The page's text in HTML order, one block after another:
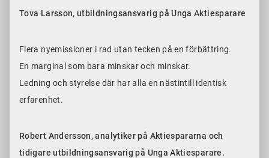
Tova Larsson, utbildningsansvarig på Unga Aktiesparare
Flera nyemissioner i rad utan tecken på en förbättring.
En marginal som bara minskar och minskar.
Ledning och styrelse där har alla en nästintill identisk
erfarenhet.
Robert Andersson, analytiker på Aktiespararna och
tidigare utbildningsansvarig på Unga Aktiesparare.